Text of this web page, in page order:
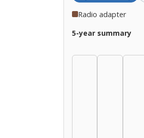
Radio adapter
5-year summary